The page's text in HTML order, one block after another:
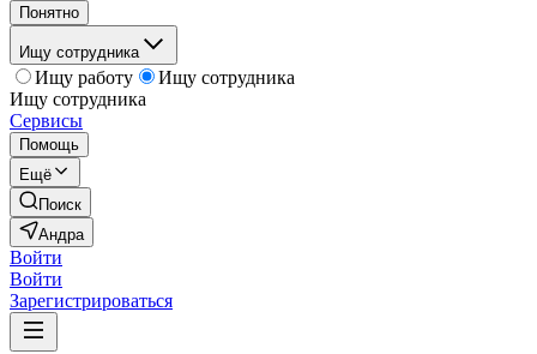
Понятно
Ищу сотрудника
Ищу работу
Ищу сотрудника
Ищу сотрудника
Сервисы
Помощь
Ещё
Поиск
Андра
Войти
Войти
Зарегистрироваться